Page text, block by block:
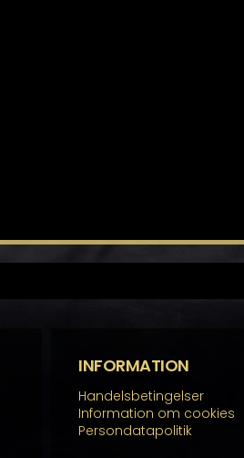
INFORMATION
Handelsbetingelser
Information om cookies
Persondatapolitik